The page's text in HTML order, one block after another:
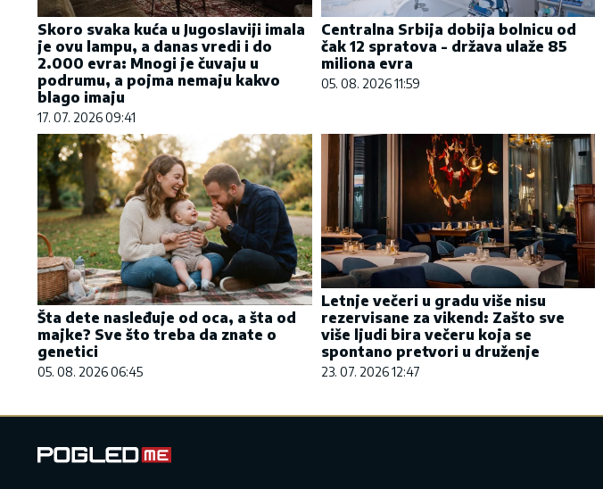
Skoro svaka kuća u Jugoslaviji imala
je ovu lampu, a danas vredi i do
2.000 evra: Mnogi je čuvaju u
podrumu, a pojma nemaju kakvo
blago imaju
17. 07. 2026 09:41
Centralna Srbija dobija bolnicu od
čak 12 spratova - država ulaže 85
miliona evra
05. 08. 2026 11:59
Šta dete nasleđuje od oca, a šta od
majke? Sve što treba da znate o
genetici
05. 08. 2026 06:45
Letnje večeri u gradu više nisu
rezervisane za vikend: Zašto sve
više ljudi bira večeru koja se
spontano pretvori u druženje
23. 07. 2026 12:47